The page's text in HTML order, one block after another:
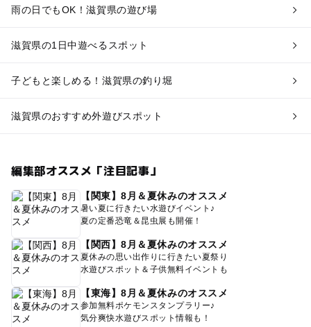
雨の日でもOK！滋賀県の遊び場
滋賀県の1日中遊べるスポット
子どもと楽しめる！滋賀県の釣り堀
滋賀県のおすすめ外遊びスポット
編集部オススメ「注目記事」
【関東】8月＆夏休みのオススメ
暑い夏に行きたい水遊びイベント♪
夏の定番恐竜＆昆虫展も開催！
【関西】8月＆夏休みのオススメ
夏休みの思い出作りに行きたい夏祭り
水遊びスポット＆子供無料イベントも
【東海】8月＆夏休みのオススメ
参加無料ポケモンスタンプラリー♪
気分爽快水遊びスポット情報も！